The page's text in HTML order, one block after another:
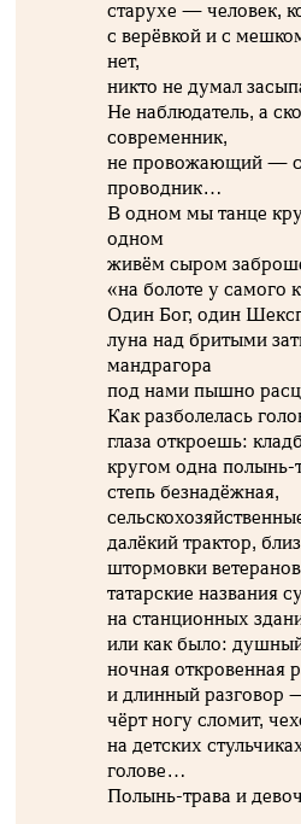
старухе — человек,
с верёвкой и с
нет,
никто не думал
Не наблюдатель, а
современник,
не провожающий —
проводник…
В одном мы танце
одном
живём сыром
«на болоте у
Один Бог, один
луна над бритыми
мандрагора
под нами пышно
Как разболелась
глаза откроешь:
кругом одна полынь-
степь безнадёжная,
далёкий трактор,
штормовки
татарские названия
на станционных
или как было:
ночная откровенная
и длинный разговор
чёрт ногу сломит,
на детских
голове…
Полынь-трава и